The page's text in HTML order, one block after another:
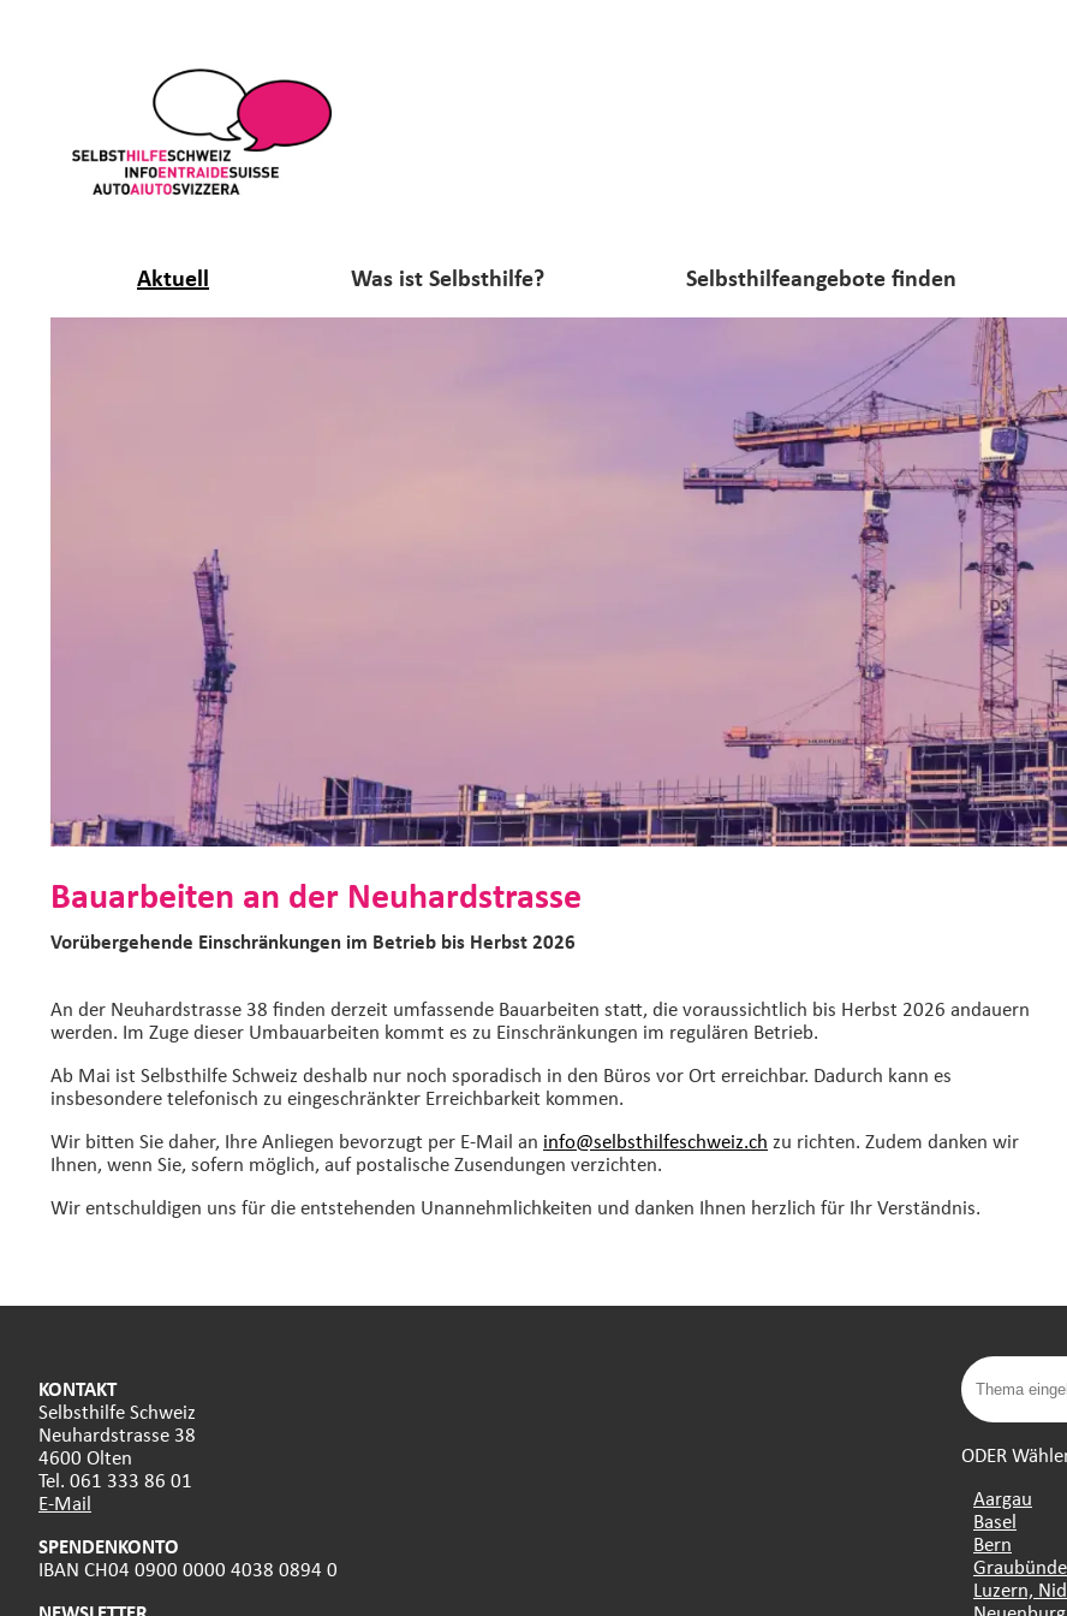
Aktuell Was ist Selbsthilfe? Selbsthilfeangebote finden
Bauarbeiten an der Neuhardstrasse
Vorübergehende Einschränkungen im Betrieb bis Herbst 2026
An der Neuhardstrasse 38 finden derzeit umfassende Bauarbeiten statt, die voraussichtlich bis Herbst 2026 andauern
werden. Im Zuge dieser Umbauarbeiten kommt es zu Einschränkungen im regulären Betrieb.
Ab Mai ist Selbsthilfe Schweiz deshalb nur noch sporadisch in den Büros vor Ort erreichbar. Dadurch kann es
insbesondere telefonisch zu eingeschränkter Erreichbarkeit kommen.
Wir bitten Sie daher, Ihre Anliegen bevorzugt per E-Mail an info@selbsthilfeschweiz.ch zu richten. Zudem danken wir
Ihnen, wenn Sie, sofern möglich, auf postalische Zusendungen verzichten.
Wir entschuldigen uns für die entstehenden Unannehmlichkeiten und danken Ihnen herzlich für Ihr Verständnis.
KONTAKT
Selbsthilfe Schweiz
Neuhardstrasse 38
4600 Olten
Tel. 061 333 86 01
E-Mail
SPENDENKONTO
IBAN CH04 0900 0000 4038 0894 0
ODER
Aargau
Basel
Bern
Luzern,